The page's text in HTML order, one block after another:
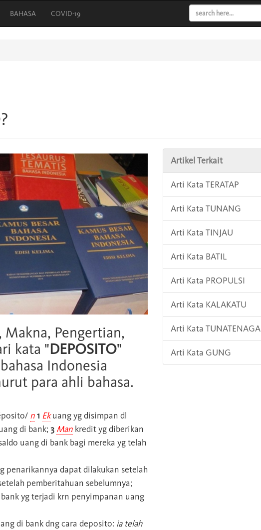
BAHASA COVID-19
Pengertian,
kata "DEPOSITO"
Indonesia
para ahli bahasa.
n1 Ekuang yg disimpan dl
di bank; 3 Man kredit yg diberikan
uang di bank bagi mereka yg telah
penarikannya dapat dilakukan setelah
pemberitahuan sebelumnya;
yg terjadi krn penyimpanan uang
di bank dng cara deposito: ia telah
Artikel Terkait
Arti Kata TERATAP
Arti Kata TUNANG
Arti Kata TINJAU
Arti Kata BATIL
Arti Kata PROPULSI
Arti Kata KALAKATU
Arti Kata TUNATENAGA
Arti Kata GUNG